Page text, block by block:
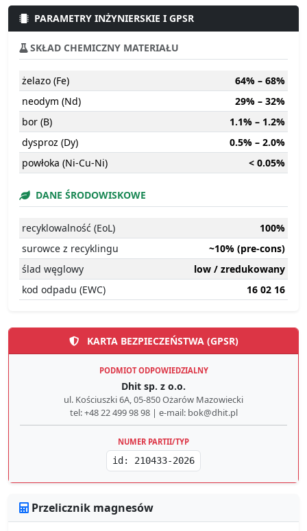
PARAMETRY INŻYNIERSKIE I GPSR
SKŁAD CHEMICZNY MATERIAŁU
żelazo (Fe)
64% – 68%
neodym (Nd)
29% – 32%
bor (B)
1.1% – 1.2%
dysproz (Dy)
0.5% – 2.0%
powłoka (Ni-Cu-Ni)
< 0.05%
DANE ŚRODOWISKOWE
recyklowalność (EoL)
100%
surowce z recyklingu
~10% (pre-cons)
ślad węglowy
low / zredukowany
kod odpadu (EWC)
16 02 16
KARTA BEZPIECZEŃSTWA (GPSR)
PODMIOT ODPOWIEDZIALNY
Dhit sp. z o.o.
ul. Kościuszki 6A, 05-850 Ożarów Mazowiecki
tel: +48 22 499 98 98 | e-mail: bok@dhit.pl
NUMER PARTII/TYP
id: 210433-2026
Przelicznik magnesów